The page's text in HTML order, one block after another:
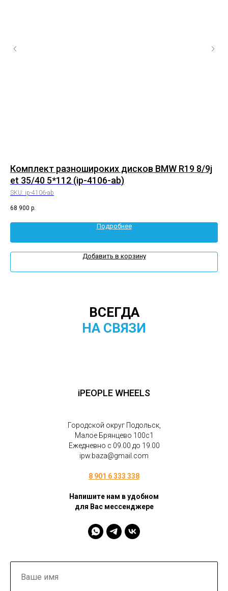
Комплект разношироких дисков BMW R19 8/9j
et 35/40 5*112 (ip-4106-ab)
SKU: ip-4106-ab
68 900 р.
Подробнее
Добавить в корзину
ВСЕГДА
НА СВЯЗИ
iPEOPLE WHEELS
Городской округ Подольск,
Малое Брянцево 100с1
Ежедневно с 09.00 до 19.00
ipw.baza@gmail.com
8 901 6 333 338
Напишите нам в удобном
для Вас мессенджере